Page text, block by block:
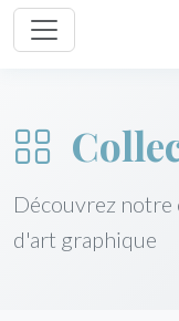
Découvrez
d'art graphique